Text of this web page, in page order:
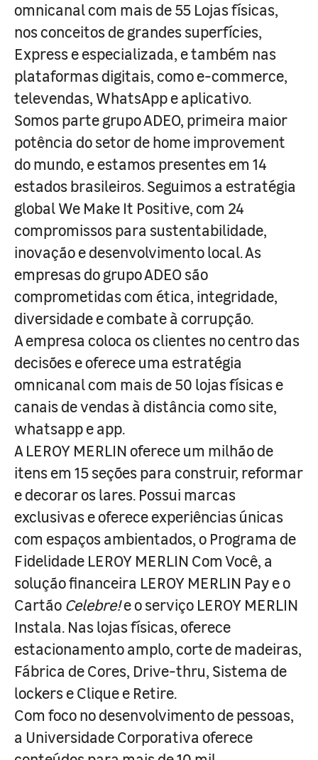
omnicanal com mais de 55 Lojas físicas,
nos conceitos de grandes superfícies,
Express e especializada, e também nas
plataformas digitais, como e-commerce,
televendas, WhatsApp e aplicativo.
Somos parte grupo ADEO, primeira maior
potência do setor de home improvement
do mundo, e estamos presentes em 14
estados brasileiros. Seguimos a estratégia
global We Make It Positive, com 24
compromissos para sustentabilidade,
inovação e desenvolvimento local. As
empresas do grupo ADEO são
comprometidas com ética, integridade,
diversidade e combate à corrupção.
A empresa coloca os clientes no centro das
decisões e oferece uma estratégia
omnicanal com mais de 50 lojas físicas e
canais de vendas à distância como site,
whatsapp e app.
A LEROY MERLIN oferece um milhão de
itens em 15 seções para construir, reformar
e decorar os lares. Possui marcas
exclusivas e oferece experiências únicas
com espaços ambientados, o Programa de
Fidelidade LEROY MERLIN Com Você, a
solução financeira LEROY MERLIN Pay e o
Cartão Celebre!e o serviço LEROY MERLIN
Instala. Nas lojas físicas, oferece
estacionamento amplo, corte de madeiras,
Fábrica de Cores, Drive-thru, Sistema de
lockers e Clique e Retire.
Com foco no desenvolvimento de pessoas,
a Universidade Corporativa oferece